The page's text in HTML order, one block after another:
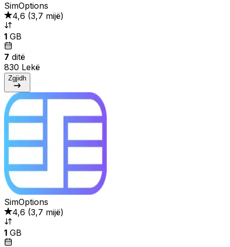
SimOptions
4,6 (3,7 mijë)
1 GB
7 ditë
830 Lekë
Zgjidh
SimOptions
4,6 (3,7 mijë)
1 GB